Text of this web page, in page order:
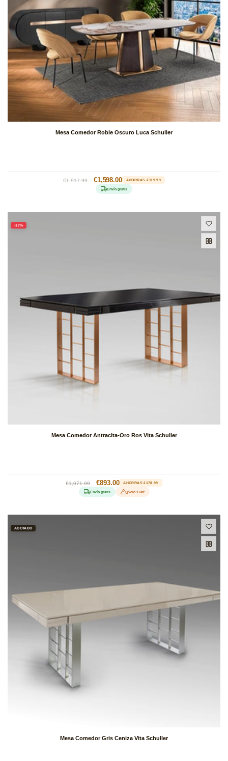
Mesa Comedor Roble Oscuro Luca Schuller
Precio
€1,917.99
Precio
de
oferta
€1,598.00 AHORRAS €319.99
Envío gratis
-17%
Mesa Comedor Antracita-Oro Ros Vita Schuller
Precio
habitual
€1,071.99
Precio
de
oferta
€893.00 AHORRAS €178.99
Envío gratis ¡Solo 1 ud!
AGOTADO
Mesa Comedor Gris Ceniza Vita Schuller